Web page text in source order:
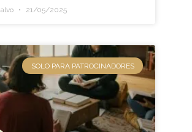
21/05/2025
SOLO PARA PATROCINADORES